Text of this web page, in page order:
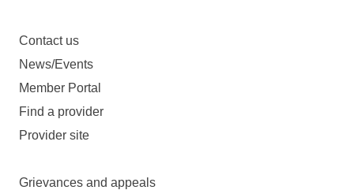
Contact us
News/Events
Member Portal
Find a provider
Provider site
Grievances and appeals